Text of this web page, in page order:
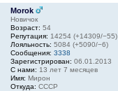
Morok
Новичок
Возраст: 54
Репутация: 14254 (+14309/−55)
Лояльность: 5084 (+5090/−6)
Сообщения: 3338
Зарегистрирован: 06.01.2013
С нами: 13 лет 7 месяцев
Имя: Мирон
Откуда: СССР